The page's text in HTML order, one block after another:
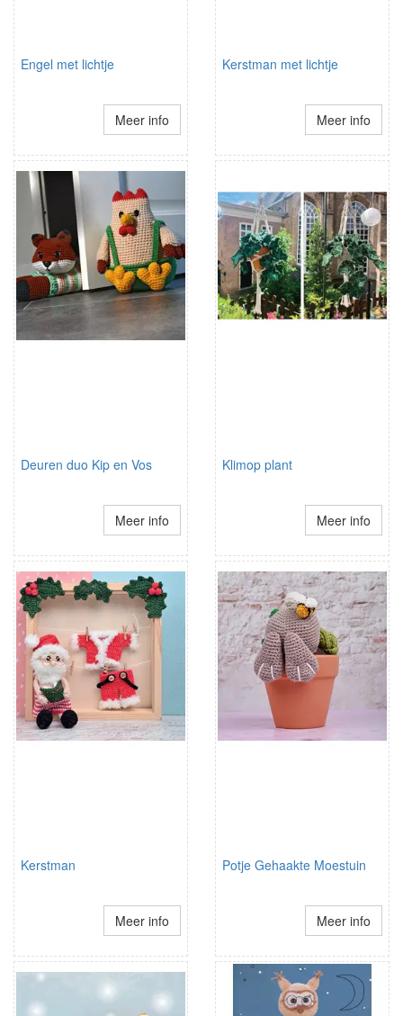
Engel met lichtje
Meer info
Kerstman met lichtje
Meer info
Deuren duo Kip en Vos
Meer info
Klimop plant
Meer info
Kerstman
Meer info
Potje Gehaakte Moestuin
Meer info